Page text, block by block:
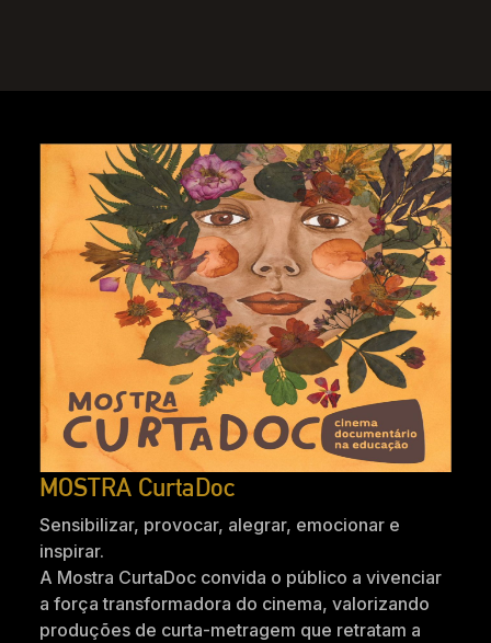
MOSTRA CurtaDoc
Sensibilizar, provocar, alegrar, emocionar e
inspirar.
A Mostra CurtaDoc convida o público a vivenciar
a força transformadora do cinema, valorizando
produções de curta-metragem que retratam a